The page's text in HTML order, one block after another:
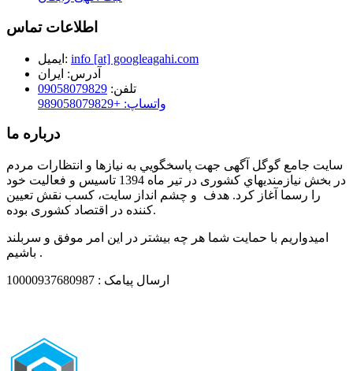
اطلاعات تماس
ایمیل: info [at] googleagahi.com
آدرس: ایران
تلفن: 09058079829
واتساپ: +989058079829
درباره ما
سایت جامع گوگل آگهی جهت پاسخگويي به نيازها و انتظارات مردم
در بخش نيازمنديهاي کشوری در تير ماه 1394 تاسيس و فعاليت خود
را رسما آغاز كرد. هدف و چشم انداز سایت، كسب نقش تعيين
كننده در اقتصاد کشوری بوده.
امیدواریم با حمایت شما هر چه بیشتر در این امر موفق و سربلند
باشیم .
ارسال پیامک : 10000937680987